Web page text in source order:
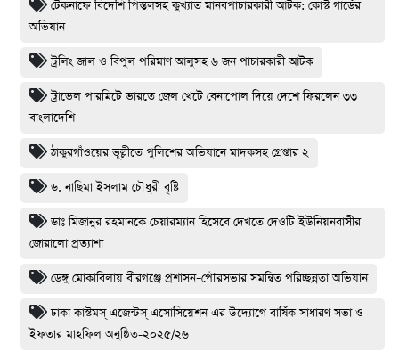
টেকনাফে বিদেশি পিস্তলসহ কুখ্যাত মানবপাচারকারী আটক: কোস্ট গার্ডের
অভিযান
ট্রলিং জাল ও বিপুল পরিমাণ আলুসহ ৬ জন পাচারকারী আটক
ট্রাভেল পারমিটে ভারতে জেল খেটে বেনাপোল দিয়ে দেশে ফিরলেন ৩৩
বাংলাদেশি
ঠাকুরগাঁওয়ের ভূল্লীতে পুলিশের অভিযানে মাদকসহ গ্রেপ্তার ২
ড. নাছিমা ইসলাম চৌধুরী বৃষ্টি
ডাঃ মিজানুর রহমানকে চেয়ারম্যান হিসেবে দেখতে দেওটি ইউনিয়নবাসীর
জোরালো প্রত্যাশা
ডেঙ্গু মোকাবিলায় বীরগঞ্জে প্রশাসন–পৌরসভার সমন্বিত পরিচ্ছন্নতা অভিযান
ঢাকা কাস্টমস্ এজেন্টস্ এসোসিয়েশন এর উদ্যোগে বার্ষিক সাধারণ সভা ও
ইফতার মাহফিল অনুষ্ঠিত-২০২৫/২৬